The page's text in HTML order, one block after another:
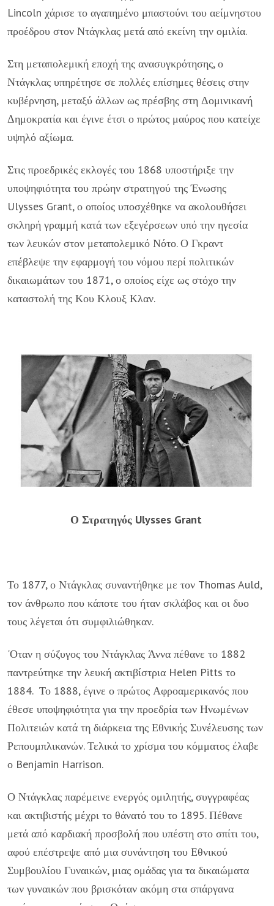
Lincoln χάρισε το αγαπημένο μπαστούνι του αείμνηστου
προέδρου στον Ντάγκλας μετά από εκείνη την ομιλία.
Στη μεταπολεμική εποχή της ανασυγκρότησης, ο
Ντάγκλας υπηρέτησε σε πολλές επίσημες θέσεις στην
κυβέρνηση, μεταξύ άλλων ως πρέσβης στη Δομινικανή
Δημοκρατία και έγινε έτσι ο πρώτος μαύρος που κατείχε
υψηλό αξίωμα.
Στις προεδρικές εκλογές του 1868 υποστήριξε την
υποψηφιότητα του πρώην στρατηγού της Ένωσης
Ulysses Grant, ο οποίος υποσχέθηκε να ακολουθήσει
σκληρή γραμμή κατά των εξεγέρσεων υπό την ηγεσία
των λευκών στον μεταπολεμικό Νότο. Ο Γκραντ
επέβλεψε την εφαρμογή του νόμου περί πολιτικών
δικαιωμάτων του 1871, ο οποίος είχε ως στόχο την
καταστολή της Κου Κλουξ Κλαν.
Ο Στρατηγός Ulysses Grant
Το 1877, ο Ντάγκλας συναντήθηκε με τον Thomas Auld,
τον άνθρωπο που κάποτε του ήταν σκλάβος και οι δυο
τους λέγεται ότι συμφιλιώθηκαν.
'Οταν η σύζυγος του Ντάγκλας Άννα πέθανε το 1882
παντρεύτηκε την λευκή ακτιβίστρια Helen Pitts το
1884. Το 1888, έγινε ο πρώτος Αφροαμερικανός που
έθεσε υποψηφιότητα για την προεδρία των Ηνωμένων
Πολιτειών κατά τη διάρκεια της Εθνικής Συνέλευσης των
Ρεπουμπλικανών. Τελικά το χρίσμα του κόμματος έλαβε
ο Benjamin Harrison.
Ο Ντάγκλας παρέμεινε ενεργός ομιλητής, συγγραφέας
και ακτιβιστής μέχρι το θάνατό του το 1895. Πέθανε
μετά από καρδιακή προσβολή που υπέστη στο σπίτι του,
αφού επέστρεψε από μια συνάντηση του Εθνικού
Συμβουλίου Γυναικών, μιας ομάδας για τα δικαιώματα
των γυναικών που βρισκόταν ακόμη στα σπάργανα